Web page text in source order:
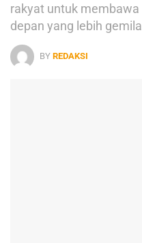
rakyat untuk
depan yang lebih
BY REDAKSI